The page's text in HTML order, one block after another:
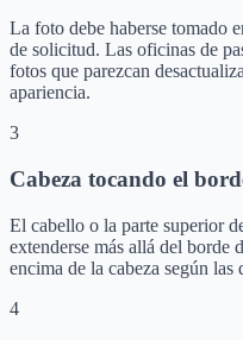
La foto debe haberse tomado
de solicitud. Las oficinas de
fotos que parezcan
apariencia.
3
Cabeza tocando el
El cabello o la parte superior
extenderse más allá del borde
encima de la cabeza según
4